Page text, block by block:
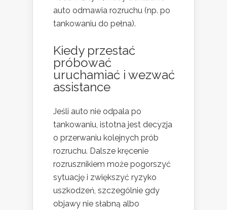
auto odmawia rozruchu (np. po
tankowaniu do pełna).
Kiedy przestać
próbować
uruchamiać i wezwać
assistance
Jeśli auto nie odpala po
tankowaniu, istotna jest decyzja
o przerwaniu kolejnych prób
rozruchu. Dalsze kręcenie
rozrusznikiem może pogorszyć
sytuację i zwiększyć ryzyko
uszkodzeń, szczególnie gdy
objawy nie słabną albo